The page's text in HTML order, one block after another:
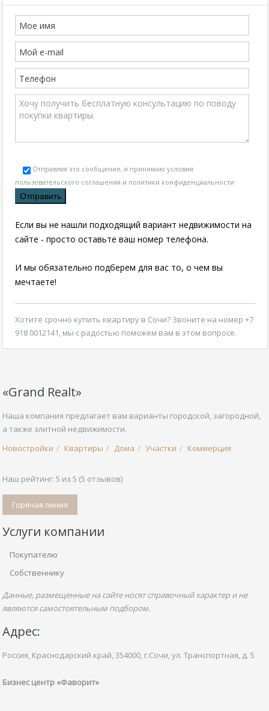
Отправляя это сообщение, я принимаю условия
пользовательского соглашения и политики конфиденциальности
Если вы не нашли подходящий вариант недвижимости на
сайте - просто оставьте ваш номер телефона.
И мы обязательно подберем для вас то, о чем вы
мечтаете!
Хотите срочно купить квартиру в Сочи? Звоните на номер +7
918 0012141, мы с радостью поможем вам в этом вопросе.
«Grand Realt»
Наша компания предлагает вам варианты городской, загородной,
а также элитной недвижимости.
Новостройки
Квартиры Дома Участки Коммерция
Наш рейтинг: 5 из 5 (5 отзывов)
Горячая линия
Услуги компании
Покупателю
Собственнику
Данные, размещенные на сайте носят справочный характер и не
являются самостоятельным подбором.
Адрес:
Россия, Краснодарский край,354000, г.Сочи, ул. Транспортная, д. 5
Бизнес центр «Фаворит»